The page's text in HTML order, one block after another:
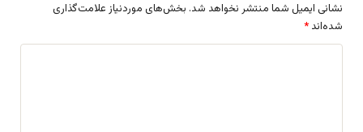
نشانی ایمیل شما منتشر نخواهد شد. بخش‌های موردنیاز علامت‌گذاری
شده‌اند *